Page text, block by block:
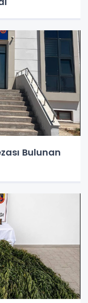
Bulunan